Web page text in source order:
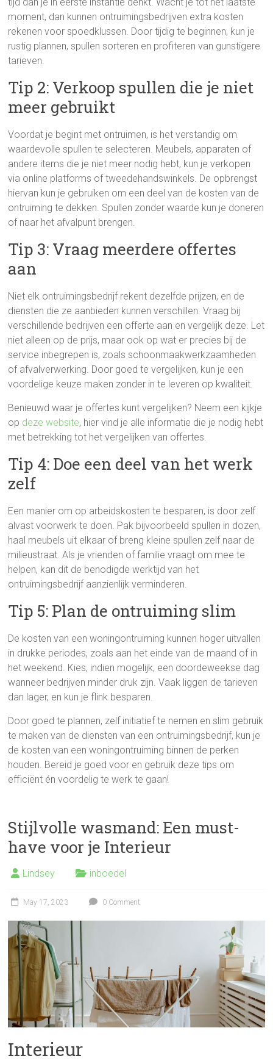
moment, dan kunnen ontruimingsbedrijven extra kosten
rekenen voor spoedklussen. Door tijdig te beginnen, kun je
rustig plannen, spullen sorteren en profiteren van gunstigere
tarieven.
Tip 2: Verkoop spullen die je niet
meer gebruikt
Voordat je begint met ontruimen, is het verstandig om
waardevolle spullen te selecteren. Meubels, apparaten of
andere items die je niet meer nodig hebt, kun je verkopen
via online platforms of tweedehandswinkels. De opbrengst
hiervan kun je gebruiken om een deel van de kosten van de
ontruiming te dekken. Spullen zonder waarde kun je doneren
of naar het afvalpunt brengen.
Tip 3: Vraag meerdere offertes
aan
Niet elk ontruimingsbedrijf rekent dezelfde prijzen, en de
diensten die ze aanbieden kunnen verschillen. Vraag bij
verschillende bedrijven een offerte aan en vergelijk deze. Let
niet alleen op de prijs, maar ook op wat er precies bij de
service inbegrepen is, zoals schoonmaakwerkzaamheden
of afvalverwerking. Door goed te vergelijken, kun je een
voordelige keuze maken zonder in te leveren op kwaliteit.
Benieuwd waar je offertes kunt vergelijken? Neem een kijkje
op deze website, hier vind je alle informatie die je nodig hebt
met betrekking tot het vergelijken van offertes.
Tip 4: Doe een deel van het werk
zelf
Een manier om op arbeidskosten te besparen, is door zelf
alvast voorwerk te doen. Pak bijvoorbeeld spullen in dozen,
haal meubels uit elkaar of breng kleine spullen zelf naar de
milieustraat. Als je vrienden of familie vraagt om mee te
helpen, kan dit de benodigde werktijd van het
ontruimingsbedrijf aanzienlijk verminderen.
Tip 5: Plan de ontruiming slim
De kosten van een woningontruiming kunnen hoger uitvallen
in drukke periodes, zoals aan het einde van de maand of in
het weekend. Kies, indien mogelijk, een doordeweekse dag
wanneer bedrijven minder druk zijn. Vaak liggen de tarieven
dan lager, en kun je flink besparen.
Door goed te plannen, zelf initiatief te nemen en slim gebruik
te maken van de diensten van een ontruimingsbedrijf, kun je
de kosten van een woningontruiming binnen de perken
houden. Bereid je goed voor en gebruik deze tips om
efficiënt én voordelig te werk te gaan!
Stijlvolle wasmand: Een must-
have voor je Interieur
Lindsey inboedel
May 17, 2023 0 Comment
Interieur